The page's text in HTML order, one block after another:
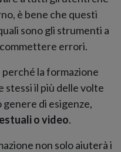
è bene che questi
sono gli strumenti a
errori.
la formazione
stessi il più delle volte
di esigenze,
o video.
non solo aiuterà i